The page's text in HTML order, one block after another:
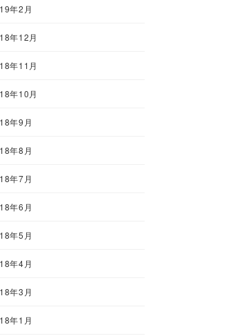
年2月
年12月
年11月
年10月
年9月
年8月
年7月
年6月
年5月
年4月
年3月
年1月